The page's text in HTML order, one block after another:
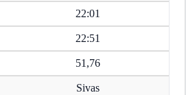
22:01
22:51
51,76
Sivas